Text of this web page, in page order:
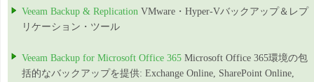
Veeam Backup & Replication VMware・Hyper-Vバックアップ＆レプ
リケーション・ツール
Veeam Backup for Microsoft Office 365 Microsoft Office 365環境の包
括的なバックアップを提供: Exchange Online, SharePoint Online,